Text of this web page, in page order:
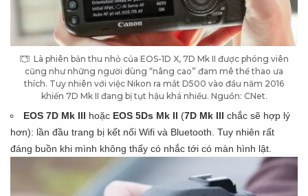
Là phiên bản thu nhỏ của EOS-1D X, 7D Mk II được phóng viên
cũng như những người dùng “nâng cao” đam mê thể thao ưa
thích. Tuy nhiên với việc Nikon ra mắt D500 vào đầu năm 2016
khiến 7D Mk II đang bị tụt hậu khá nhiều. Nguồn: CNet.
EOS 7D Mk III hoặc EOS 5Ds Mk II (7D Mk III chắc sẽ hợp lý
hơn): lần đầu trang bị kết nối Wifi và Bluetooth. Tuy nhiên rất
đáng buồn khi mình không thấy có nhắc tới có màn hình lật.